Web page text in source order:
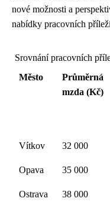
nové možnosti a
nabídky pracovních
Srovnání pracovních
Město
Průměrná
mzda (Kč)
Vítkov 32 000
Opava 35 000
Ostrava 38 000